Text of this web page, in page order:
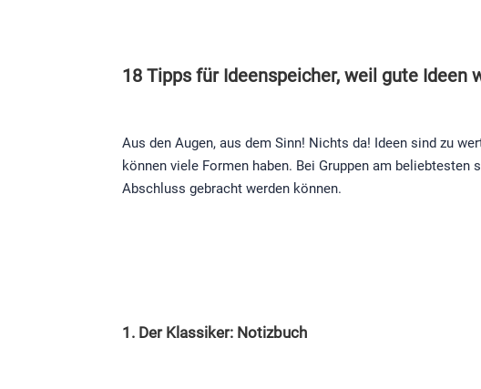
18 Tipps für Ideenspeicher, weil gute Ideen
Aus den Augen, aus dem Sinn! Nichts da! Ideen sind zu
können viele Formen haben. Bei Gruppen am beliebtesten
Abschluss gebracht werden können.
1. Der Klassiker: Notizbuch